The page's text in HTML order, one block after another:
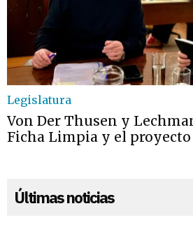
Legislatura
Von Der Thusen y
Ficha Limpia y el proyecto
Últimas noticias